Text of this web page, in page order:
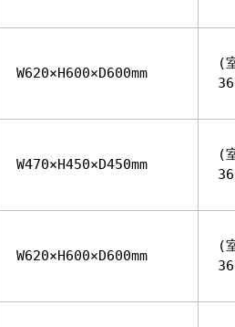
W620×H600×D600mm
(
W470×H450×D450mm
(
W620×H600×D600mm
(